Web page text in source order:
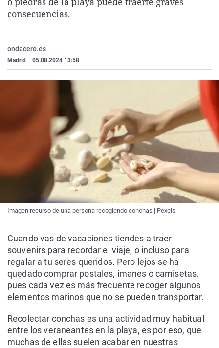
La rosa de los vientos
Como el perro y el
Caso
Equipo de
Extremadura
La Rioja
Virales
Elecciones
consecuencias.
ondacero.es
Madrid 05.08.2024 13:58
Imagen recurso de una persona recogiendo conchas | Pexels
Cuando vas de vacaciones tiendes a traer
souvenirs para recordar el viaje, o incluso para
regalar a tu seres queridos. Pero lejos se ha
quedado comprar postales, imanes o camisetas,
pues cada vez es más frecuente recoger algunos
elementos marinos que no se pueden transportar.
Recolectar conchas es una actividad muy habitual
entre los veraneantes en la playa, es por eso, que
muchas de ellas suelen acabar en nuestras